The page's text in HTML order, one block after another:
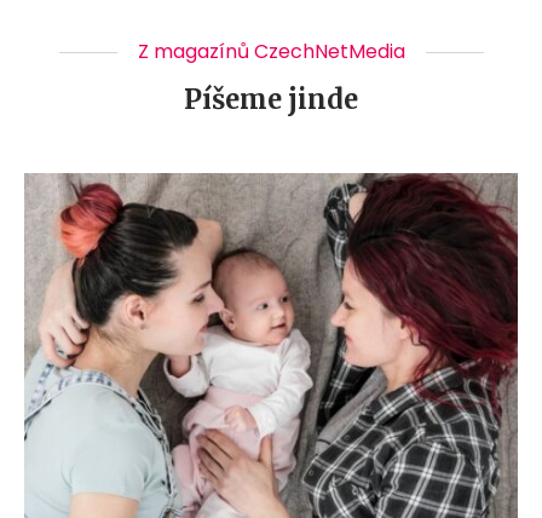
Z magazínů CzechNetMedia
Píšeme jinde